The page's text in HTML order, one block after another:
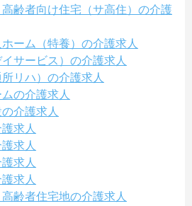
齢者向け住宅（サ高住）の介護
ーム（特養）の介護求人
サービス）の介護求人
リハ）の介護求人
の介護求人
介護求人
求人
求人
求人
求人
齢者住宅地の介護求人